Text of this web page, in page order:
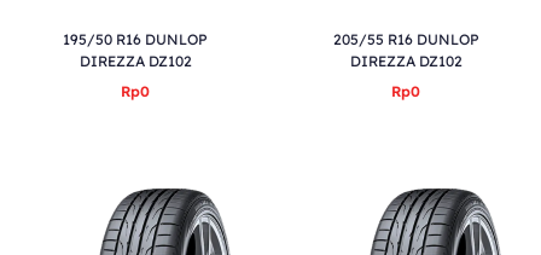
195/50 R16 DUNLOP
DIREZZA DZ102
Rp0
205/55 R16 DUNLOP
DIREZZA DZ102
Rp0